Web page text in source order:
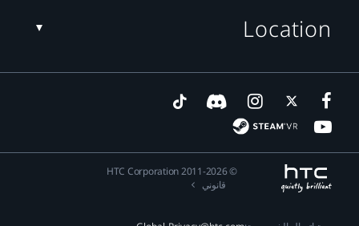
Location
© 2011-2026 HTC Corporation
قانوني